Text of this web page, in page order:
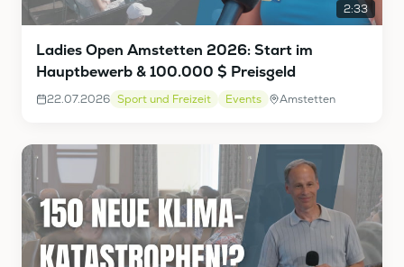
2:33
Ladies Open Amstetten 2026: Start im
Hauptbewerb & 100.000 $ Preisgeld
22.07.2026 Sport und Freizeit Events Amstetten